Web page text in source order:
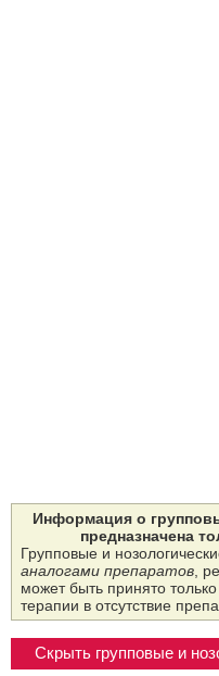
Информация о
предназначена
Групповые и
аналогами препаратов,
может быть принято
терапии в отсутствие
Скрыть групповые и